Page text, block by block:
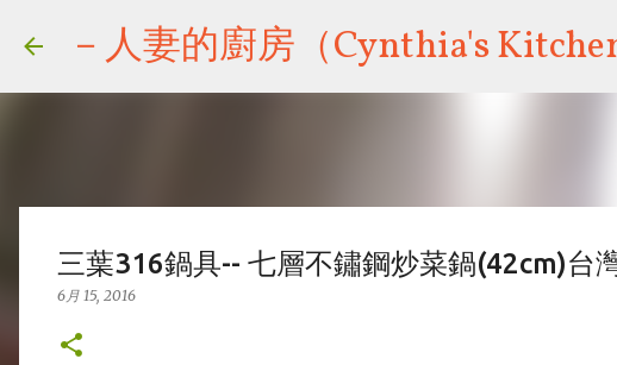
－人妻的廚房（Cynthia's Kitchen
三葉316鍋具-- 七層不鏽鋼炒菜鍋(42cm)台
6月 15, 2016